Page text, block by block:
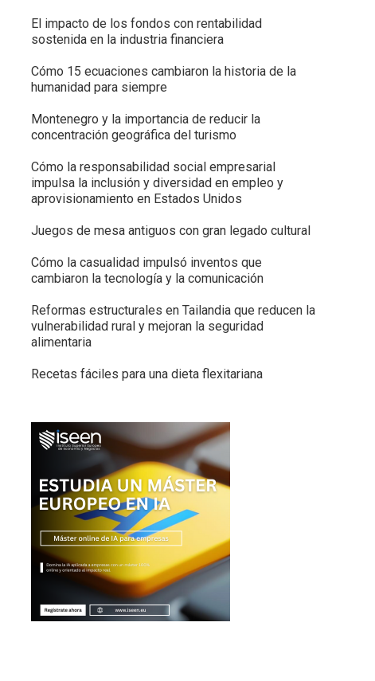
El impacto de los fondos con rentabilidad
sostenida en la industria financiera
Cómo 15 ecuaciones cambiaron la historia de la
humanidad para siempre
Montenegro y la importancia de reducir la
concentración geográfica del turismo
Cómo la responsabilidad social empresarial
impulsa la inclusión y diversidad en empleo y
aprovisionamiento en Estados Unidos
Juegos de mesa antiguos con gran legado cultural
Cómo la casualidad impulsó inventos que
cambiaron la tecnología y la comunicación
Reformas estructurales en Tailandia que reducen la
vulnerabilidad rural y mejoran la seguridad
alimentaria
Recetas fáciles para una dieta flexitariana